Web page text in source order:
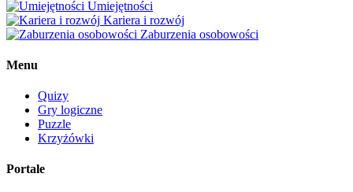
Umiejętności
Kariera i rozwój
Zaburzenia osobowości
Menu
Quizy
Gry logiczne
Puzzle
Krzyżówki
Portale